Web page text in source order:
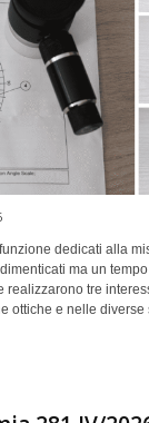
dedicati alla
ma un
realizzarono tre
ottiche e nelle diverse